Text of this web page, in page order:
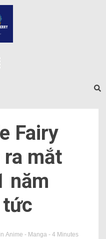
Fairy
ra mắt
năm
in Anime - Manga - 4 Minutes